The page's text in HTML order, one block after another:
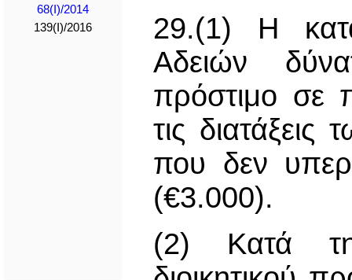
68(Ι)/2014
139(I)/2016
29.(1) Η
Αδειών
πρόστιμο σε
τις
που δεν
(€3.000).
(2) Κατά